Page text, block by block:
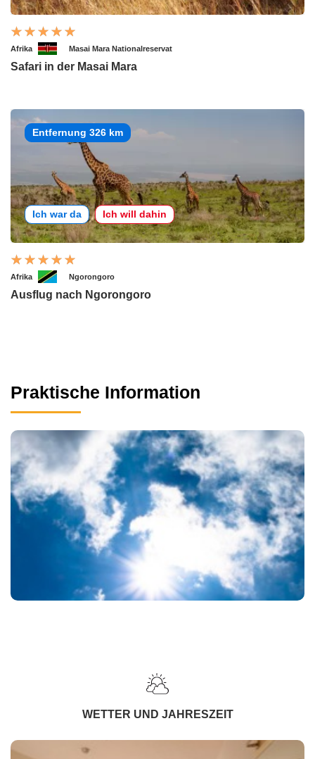
Afrika Masai Mara Nationalreservat
Safari in der Masai Mara
Entfernung 326 km
Ich war da Ich will dahin
Afrika Ngorongoro
Ausflug nach Ngorongoro
Praktische Information
WETTER UND JAHRESZEIT